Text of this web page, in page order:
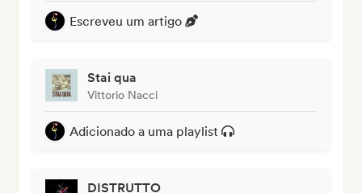
Escreveu um artigo
Stai qua
Vittorio Nacci
Adicionado a uma playlist
DISTRUTTO